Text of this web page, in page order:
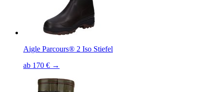
Aigle Parcours® 2 Iso Stiefel
ab 170 € →